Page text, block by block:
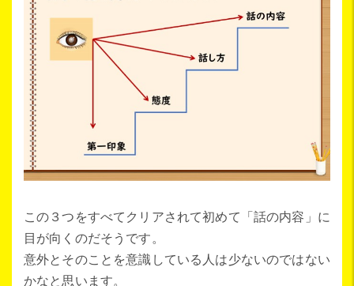
この３つをすべてクリアされて初めて「話の内容」に
目が向くのだそうです。
意外とそのことを意識している人は少ないのではない
かなと思います。